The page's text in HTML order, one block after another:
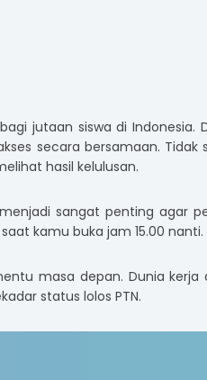
jutaan siswa di Indonesia.
secara bersamaan. Tidak
hasil kelulusan.
sangat penting agar
kamu buka jam 15.00 nanti.
masa depan. Dunia kerja
status lolos PTN.